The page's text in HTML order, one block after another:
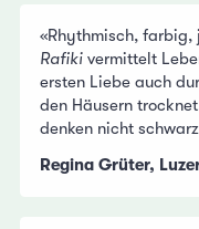
«Rhythmisch, farbig,
Rafiki vermittelt
ersten Liebe auch
den Häusern
denken nicht
Regina Grüter,